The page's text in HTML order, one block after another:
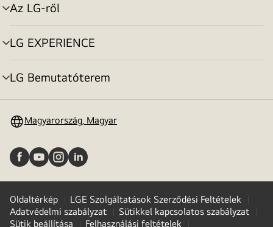
Az LG-ről
menu
toggle
LG EXPERIENCE
menu
toggle
LG Bemutatóterem
menu
Magyarország, Magyar
Oldaltérkép
LGE Szolgáltatások Szerződési Feltételek
Adatvédelmi szabályzat
Sütikkel kapcsolatos szabályzat
Sütik beállítása
Felhasználási feltételek